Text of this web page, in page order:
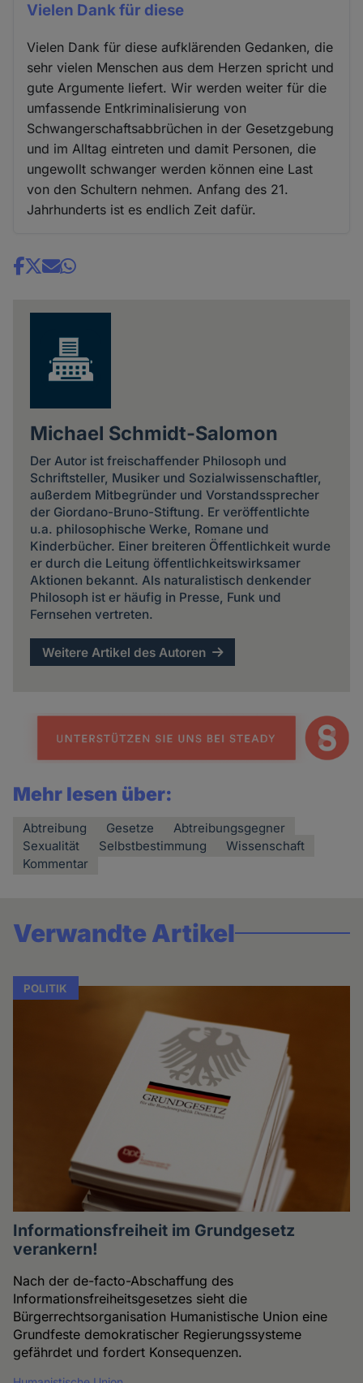
Vielen Dank für diese
Vielen Dank für diese aufklärenden Gedanken, die
sehr vielen Menschen aus dem Herzen spricht und
gute Argumente liefert. Wir werden weiter für die
umfassende Entkriminalisierung von
Schwangerschaftsabbrüchen in der Gesetzgebung
und im Alltag eintreten und damit Personen, die
ungewollt schwanger werden können eine Last
von den Schultern nehmen. Anfang des 21.
Jahrhunderts ist es endlich Zeit dafür.
Share
Michael Schmidt-Salomon
Der Autor ist freischaffender Philosoph und
Schriftsteller, Musiker und Sozialwissenschaftler,
außerdem Mitbegründer und Vorstandssprecher
der Giordano-Bruno-Stiftung. Er veröffentlichte
u.a. philosophische Werke, Romane und
Kinderbücher. Einer breiteren Öffentlichkeit wurde
er durch die Leitung öffentlichkeitswirksamer
Aktionen bekannt. Als naturalistisch denkender
Philosoph ist er häufig in Presse, Funk und
Fernsehen vertreten.
Weitere Artikel des Autoren
Mehr lesen über:
Abtreibung Gesetze
Abtreibungsgegner
Sexualität
Selbstbestimmung
Wissenschaft
Kommentar
Verwandte Artikel
POLITIK
Informationsfreiheit im Grundgesetz
verankern!
Nach der de-facto-Abschaffung des
Informationsfreiheitsgesetzes sieht die
Bürgerrechtsorganisation Humanistische Union eine
Grundfeste demokratischer Regierungssysteme
gefährdet und fordert Konsequenzen.